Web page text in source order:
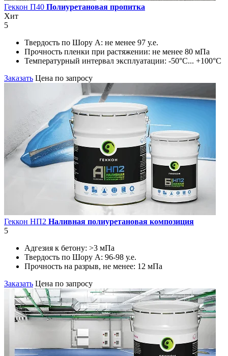
Геккон П40 Полиуретановая пропитка
Хит
5
Твердость по Шору А: не менее 97 у.е.
Прочность пленки при растяжении: не менее 80 мПа
Температурный интервал эксплуатации: -50°С... +100°С
Заказать Цена по запросу
Геккон НП2 Наливная полиуретановая композиция
5
Адгезия к бетону: >3 мПа
Твердость по Шору А: 96-98 у.е.
Прочность на разрыв, не менее: 12 мПа
Заказать Цена по запросу